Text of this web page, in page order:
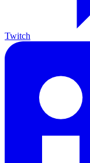
Twitch